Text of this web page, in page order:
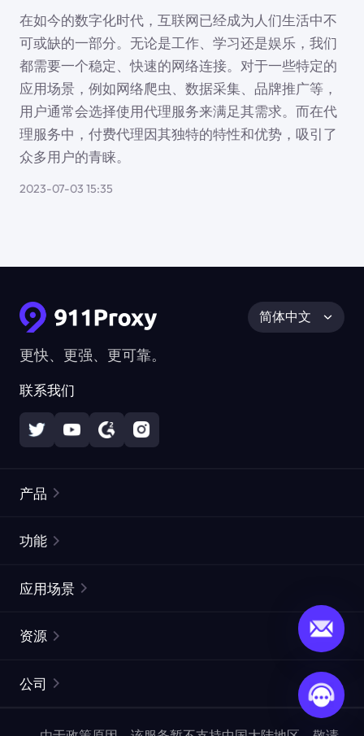
在如今的数字化时代，互联网已经成为人们生活中不
可或缺的一部分。无论是工作、学习还是娱乐，我们
都需要一个稳定、快速的网络连接。对于一些特定的
应用场景，例如网络爬虫、数据采集、品牌推广等，
用户通常会选择使用代理服务来满足其需求。而在代
理服务中，付费代理因其独特的特性和优势，吸引了
众多用户的青睐。
2023-07-03 15:35
更快、更强、更可靠。
联系我们
简体中文
产品
静态住宅代理
网页抓取 API
功能
ISP代理
ProxySite
应用场景
市场研究
资源
常见问题解答
公司